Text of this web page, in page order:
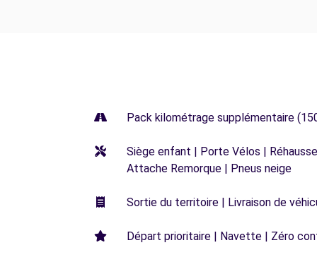
Pack kilométrage supplémentaire
Siège enfant | Porte Vélos |
Attache Remorque | Pneus neige
Sortie du territoire | Livraison de
Départ prioritaire | Navette | Zéro